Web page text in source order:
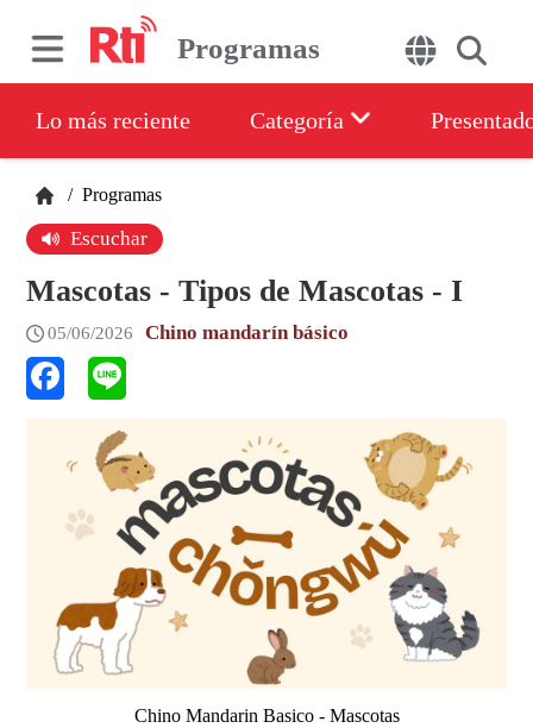
Programas
Lo más reciente Categoría
/ Programas
Escuchar
Mascotas - Tipos de Mascotas - I
05/06/2026 Chino mandarín básico
Chino Mandarin Basico - Mascotas